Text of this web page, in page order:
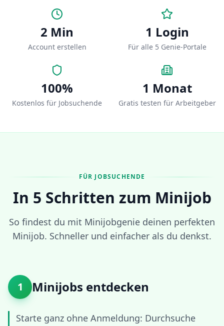
2 Min
Account erstellen
1 Login
Für alle 5 Genie-Portale
100%
Kostenlos für Jobsuchende
1 Monat
Gratis testen für Arbeitgeber
FÜR JOBSUCHENDE
In 5 Schritten zum Minijob
So findest du mit Minijobgenie deinen perfekten
Minijob. Schneller und einfacher als du denkst.
1 Minijobs entdecken
Starte ganz ohne Anmeldung: Durchsuche